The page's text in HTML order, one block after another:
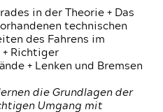
in der Theorie + Das
technischen
des Fahrens im
Richtiger
+ Lenken und Bremsen
die Grundlagen der
Umgang mit